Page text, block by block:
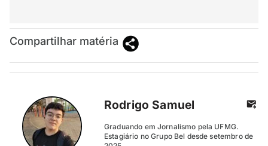
Compartilhar matéria
Rodrigo Samuel
Graduando em Jornalismo pela UFMG.
Estagiário no Grupo Bel desde setembro de